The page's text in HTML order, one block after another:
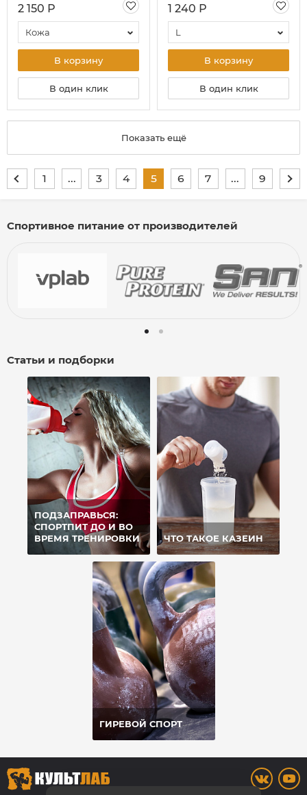
2 150 Р
Кожа
В корзину
В один клик
1 240 Р
L
В корзину
В один клик
Показать ещё
1 ... 3 4 5 6 7 ... 9
Спортивное питание от производителей
Статьи и подборки
ПОДЗАПРАВЬСЯ:
СПОРТПИТ ДО И ВО
ВРЕМЯ ТРЕНИРОВКИ
ЧТО ТАКОЕ КАЗЕИН
ГИРЕВОЙ СПОРТ